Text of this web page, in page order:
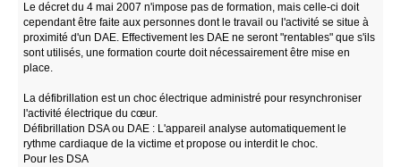
Le décret du 4 mai 2007 n'impose pas de formation, mais celle-ci doit
cependant être faite aux personnes dont le travail ou l'activité se situe à
proximité d'un DAE. Effectivement les DAE ne seront "rentables" que s'ils
sont utilisés, une formation courte doit nécessairement être mise en
place.
La défibrillation est un choc électrique administré pour resynchroniser
l'activité électrique du cœur.
Défibrillation DSA ou DAE : L'appareil analyse automatiquement le
rythme cardiaque de la victime et propose ou interdit le choc.
Pour les DSA